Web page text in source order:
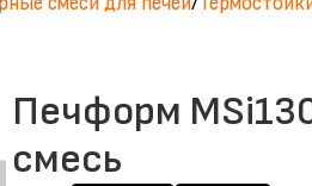
Печформ
смесь